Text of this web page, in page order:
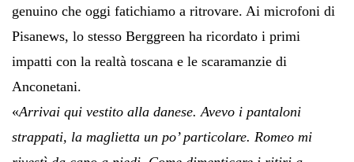
genuino che oggi fatichiamo a ritrovare. Ai microfoni di
Pisanews, lo stesso Berggreen ha ricordato i primi
impatti con la realtà toscana e le scaramanzie di
Anconetani.
«Arrivai qui vestito alla danese. Avevo i pantaloni
strappati, la maglietta un po’ particolare. Romeo mi